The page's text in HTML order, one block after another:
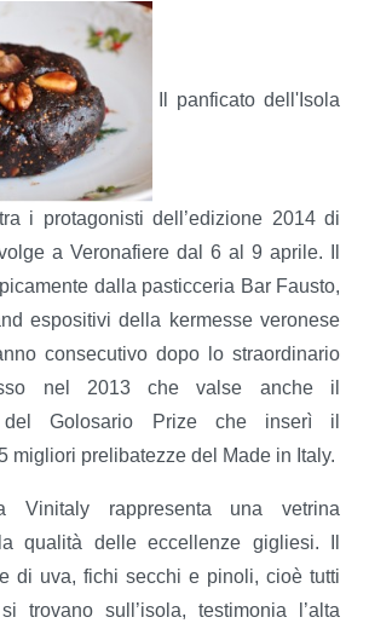
Il panficato dell'Isola
i protagonisti dell’edizione 2014 di
a Veronafiere dal 6 al 9 aprile. Il
dalla pasticceria Bar Fausto,
espositivi della kermesse veronese
consecutivo dopo lo straordinario
nel 2013 che valse anche il
del Golosario Prize che inserì il
migliori prelibatezze del Made in Italy.
Vinitaly rappresenta una vetrina
qualità delle eccellenze gigliesi. Il
di uva, fichi secchi e pinoli, cioè tutti
trovano sull’isola, testimonia l’alta